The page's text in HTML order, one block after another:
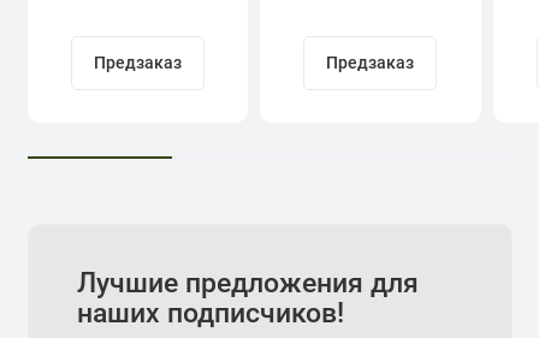
Предзаказ Предзаказ
Лучшие предложения для
наших подписчиков!